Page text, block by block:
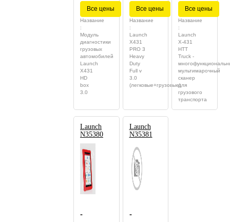
Все цены
Название
:
Модуль
диагностики
грузовых
автомобилей
Launch
X431
HD
box
3.0
Все цены
Название
:
Launch
X431
PRO 3
Heavy
Duty
Full v
3.0
(легковые+грузовые)
Все цены
Название
:
Launch
X-431
HTT
Truck -
мультимарочный
сканер
для
грузового
транспорта
Launch
N35380
-
Launch
N35381
-